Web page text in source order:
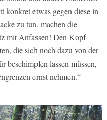
konkret etwas gegen diese in
zu tun, machen die
mit Anfassen! Den Kopf
die sich noch dazu von der
beschimpfen lassen müssen,
ernst nehmen.“